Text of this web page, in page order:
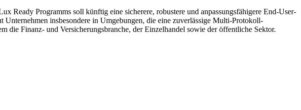
Programms soll künftig eine sicherere, robustere und anpassungsfähigere End-User-
insbesondere in Umgebungen, die eine zuverlässige Multi-Protokoll-
Finanz- und Versicherungsbranche, der Einzelhandel sowie der öffentliche Sektor.